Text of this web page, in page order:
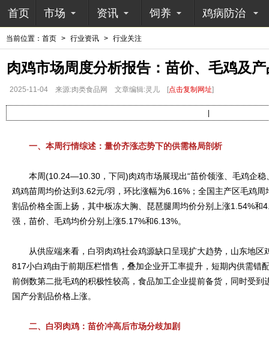
首页 市场 资讯 饲养 鸡病防治
当前位置： 首页 > 行业资讯 > 行业关注
肉鸡市场周度分析报告：苗价、毛鸡及
2025-11-04 来源:肉类食品网 文章编辑:灵儿 [点击复制网址]
一、本周行情综述：量价齐涨态势下的供需格局剖析
本周(10.24—10.30，下同)肉鸡市场展现出“苗价领涨、毛鸡企稳
鸡鸡苗周均价达到3.62元/羽，环比涨幅为6.16%；全国主产区毛鸡
割品价格全面上扬，其中板冻大胸、琵琶腿周均价分别上涨1.54%和
强，苗价、毛鸡均价分别上涨5.17%和6.13%。
从供应端来看，白羽肉鸡社会鸡源缺口呈现扩大趋势，山东地区
817小白鸡由于前期压栏惜售，叠加企业开工率提升，短期内供需错
前倒数第二批毛鸡的积极性较高，食品加工企业提前备货，同时受到
国产分割品价格上涨。
二、白羽肉鸡：苗价冲高后市场分歧加剧